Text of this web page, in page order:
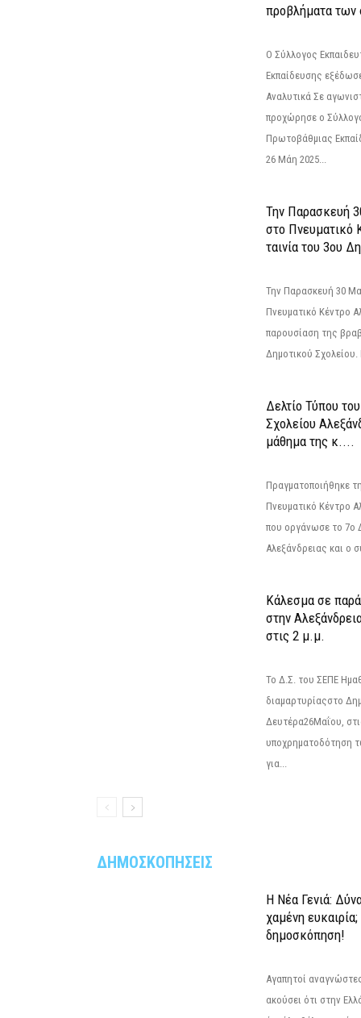
προβλήματα των
Ο Σύλλογος
Εκπαίδευσης
Αναλυτικά Σε
προχώρησε ο
Πρωτοβάθμιας
26 Μάη 2025...
Την Παρασκευή
στο Πνευματικό
ταινία του 3ου
Την Παρασκευή 30
Πνευματικό Κέντρο
παρουσίαση της
Δημοτικού Σχολείου.
Δελτίο Τύπου
Σχολείου
μάθημα της κ....
Πραγματοποιήθηκε
Πνευματικό Κέντρο
που οργάνωσε το 7ο
Αλεξάνδρειας και ο
Κάλεσμα σε
στην
στις 2 μ.μ.
Το Δ.Σ. του ΣΕΠΕ
διαμαρτυρίαςστο
Δευτέρα26Μαΐου,
υποχρηματοδότηση
για...
ΔΗΜΟΣΚΟΠΗΣΕΙΣ
Η Νέα Γενιά:
χαμένη
δημοσκόπηση!
Αγαπητοί
ακούσει ότι στην